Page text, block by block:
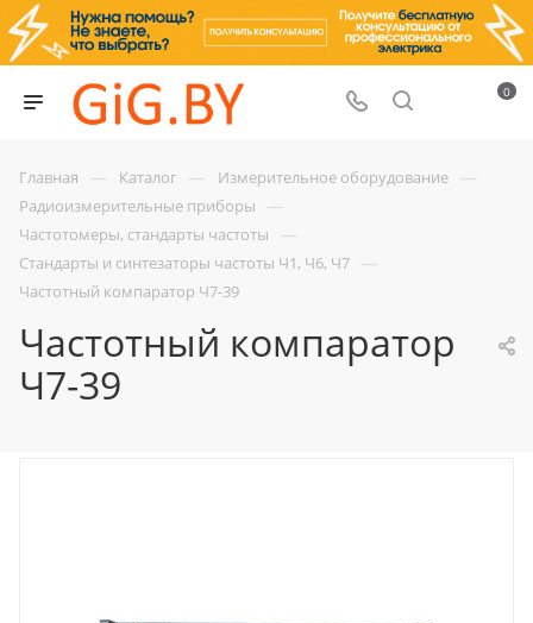
0
Главная — Каталог — Измерительное оборудование —
Радиоизмерительные приборы —
Частотомеры, стандарты частоты —
Стандарты и синтезаторы частоты Ч1, Ч6, Ч7 —
Частотный компаратор Ч7-39
Частотный компаратор
Ч7-39